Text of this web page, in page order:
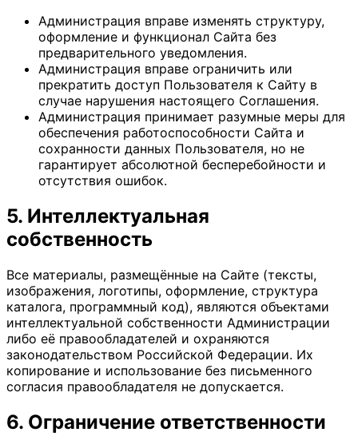
Администрация вправе изменять структуру,
оформление и функционал Сайта без
предварительного уведомления.
Администрация вправе ограничить или
прекратить доступ Пользователя к Сайту в
случае нарушения настоящего Соглашения.
Администрация принимает разумные меры для
обеспечения работоспособности Сайта и
сохранности данных Пользователя, но не
гарантирует абсолютной бесперебойности и
отсутствия ошибок.
5. Интеллектуальная
собственность
Все материалы, размещённые на Сайте (тексты,
изображения, логотипы, оформление, структура
каталога, программный код), являются объектами
интеллектуальной собственности Администрации
либо её правообладателей и охраняются
законодательством Российской Федерации. Их
копирование и использование без письменного
согласия правообладателя не допускается.
6. Ограничение ответственности